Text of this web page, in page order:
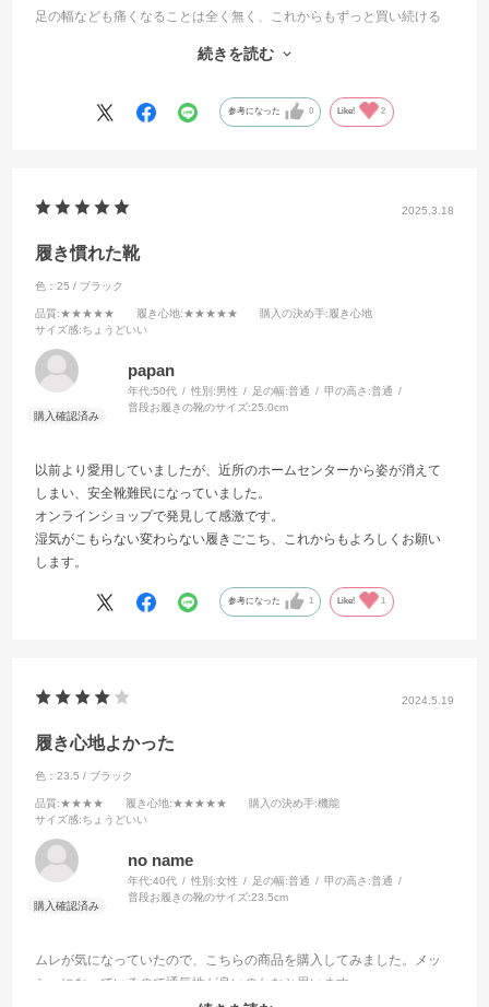
足の幅なども痛くなることは全く無く、これからもずっと買い続ける
続きを読む
参考になった 0 Like! 2
2025.3.18
履き慣れた靴
色：25 / ブラック
品質:★★★★★ 履き心地:★★★★★ 購入の決め手:履き心地
サイズ感:ちょうどいい
papan
年代:50代 性別:男性 足の幅:普通 甲の高さ:普通
普段お履きの靴のサイズ:25.0cm
以前より愛用していましたが、近所のホームセンターから姿が消えて
しまい、安全靴難民になっていました。
オンラインショップで発見して感激です。
湿気がこもらない変わらない履きごこち、これからもよろしくお願い
します。
参考になった 1 Like! 1
2024.5.19
履き心地よかった
色：23.5 / ブラック
品質:★★★★ 履き心地:★★★★★ 購入の決め手:機能
サイズ感:ちょうどいい
no name
年代:40代 性別:女性 足の幅:普通 甲の高さ:普通
普段お履きの靴のサイズ:23.5cm
ムレが気になっていたので、こちらの商品を購入してみました。メッ
シュになっているので通気性が良いのかなと思います。